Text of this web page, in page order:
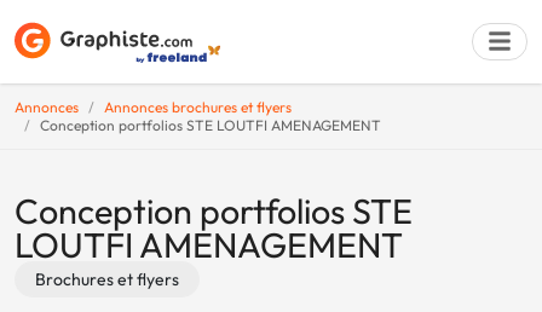
Annonces
Annonces brochures et flyers
Conception portfolios STE LOUTFI AMENAGEMENT
Conception portfolios STE
LOUTFI AMENAGEMENT
Brochures et flyers